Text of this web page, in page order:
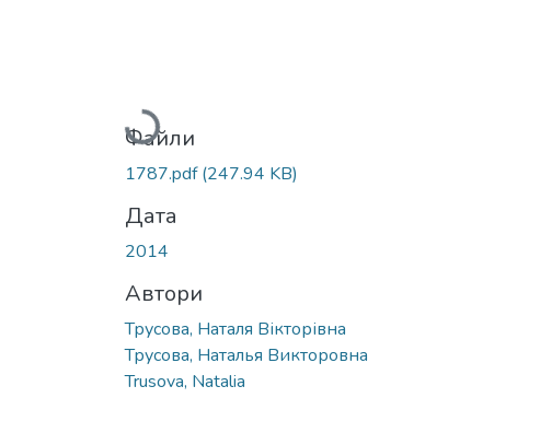
Вантажиться...
Файли
1787.pdf(247.94 KB)
Дата
2014
Автори
Трусова, Наталя Вікторівна
Трусова, Наталья Викторовна
Trusova, Natalia